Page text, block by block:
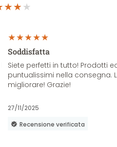
Soddisfatta
Siete perfetti in tutto! Prodotti
puntualissimi nella consegna.
migliorare! Grazie!
27/11/2025
Recensione verificata